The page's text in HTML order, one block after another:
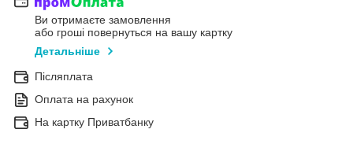
Ви отримаєте замовлення
або гроші повернуться на вашу картку
Детальніше
Післяплата
Оплата на рахунок
На картку Приватбанку